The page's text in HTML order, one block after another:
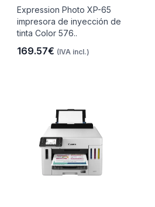
Expression Photo XP-65
impresora de inyección de
tinta Color 576..
169.57€ (IVA incl.)